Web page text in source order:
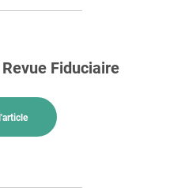
Fiduciaire